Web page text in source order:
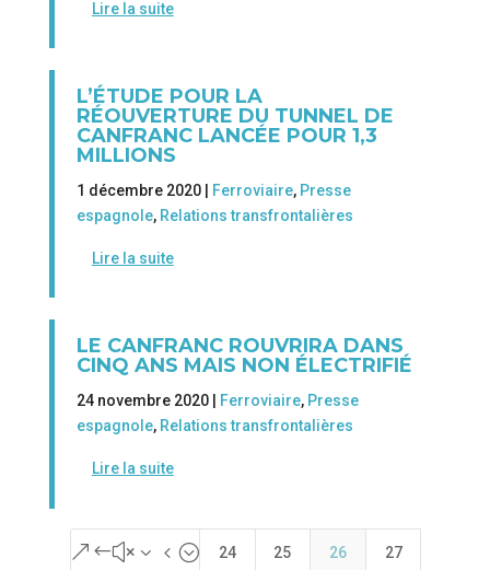
Lire la suite
L’ÉTUDE POUR LA
RÉOUVERTURE DU TUNNEL DE
CANFRANC LANCÉE POUR 1,3
MILLIONS
1 décembre 2020 | Ferroviaire, Presse
espagnole, Relations transfrontalières
Lire la suite
LE CANFRANC ROUVRIRA DANS
CINQ ANS MAIS NON ÉLECTRIFIÉ
24 novembre 2020 | Ferroviaire, Presse
espagnole, Relations transfrontalières
Lire la suite
&#x34; 24 25 26 27